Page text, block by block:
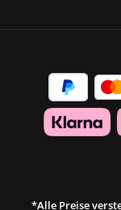
*Alle Preise